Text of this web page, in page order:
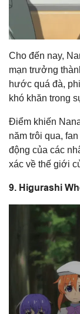
Cho đến nay,
mạn trưởng
hước quá đà,
khó khăn trong
Điểm khiến
năm trôi qua,
động của các
xác về thế giới
9. Higurashi